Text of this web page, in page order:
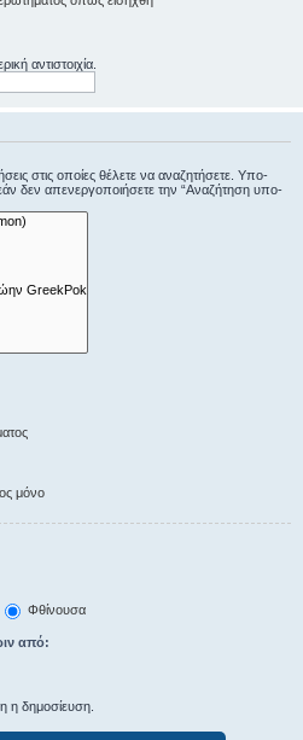
αντιστοιχία.
στις οποίες θέλετε να αναζητήσετε. Υπο-
δεν απενεργοποιήσετε την “Αναζήτηση υπο-
μόνο
Φθίνουσα
από:
η δημοσίευση.